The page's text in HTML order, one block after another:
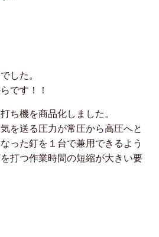
した。
です！！
ち機を商品化しました。
を送る圧力が常圧から高圧へと
った釘を１台で兼用できるよう
打つ作業時間の短縮が大きい要